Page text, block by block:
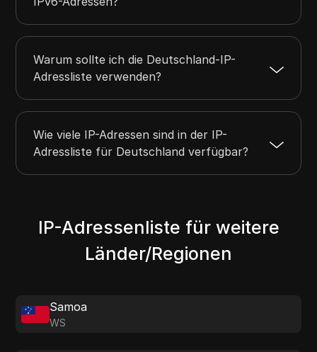
Warum sollte ich die Deutschland-IP-
Adressliste verwenden?
Wie viele IP-Adressen sind in der IP-
Adressliste für Deutschland verfügbar?
IP-Adressenliste für weitere
Länder/Regionen
Samoa
WS